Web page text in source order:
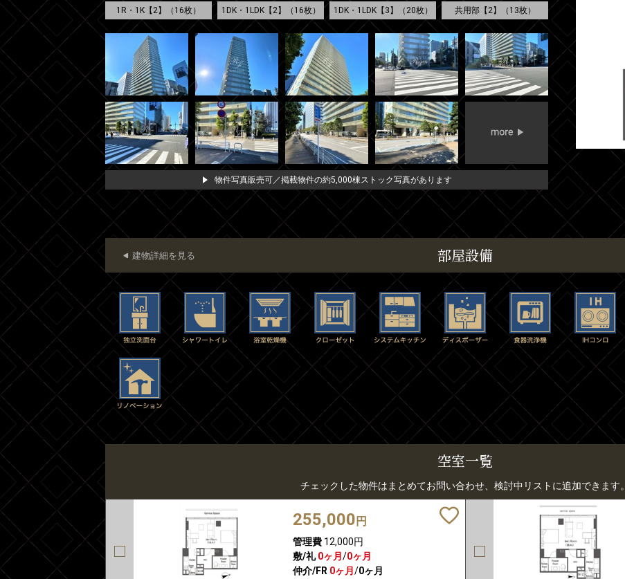
1R・1K【2】（16枚） 1DK・1LDK【2】（16枚） 1DK・1LDK【3】（20枚） 共用部【2】（13枚）
物件写真販売可／掲載物件の約5,000棟ストック写真があります
部屋設備
建物詳細を見る
空室一覧
チェックした物件はまとめてお問い合わせ、検討中リストに追加できます。
255,000 円
管理費12,000円
敷/礼 0ヶ月 /0ヶ月
仲介/FR 0ヶ月 /0ヶ月